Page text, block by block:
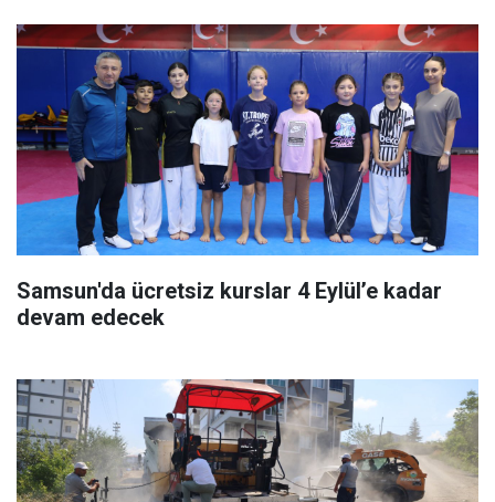
Samsun'da ücretsiz kurslar 4 Eylül’e kadar
devam edecek